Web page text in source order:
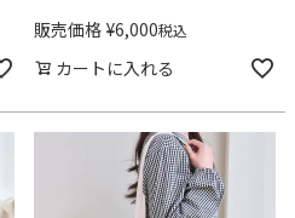
販売価格 ¥6,000税込
カートに入れる